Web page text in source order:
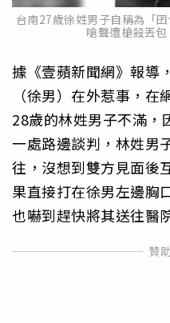
台南27歲徐姓男子自稱為「
嗆聲遭槍殺丟包
據《壹蘋新聞網》報導
（徐男）在外惹事，
28歲的林姓男子不滿，
一處路邊談判，林姓男
往，沒想到雙方見面後
果直接打在徐男左邊胸
也嚇到趕快將其送往醫